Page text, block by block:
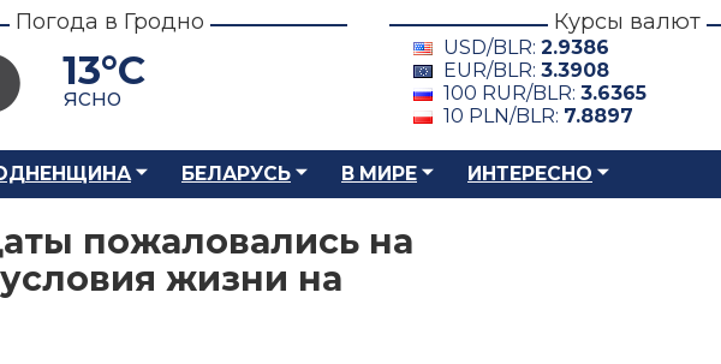
Погода в Гродно
13°C
ясно
Курсы валют
USD/BLR: 2.9386
EUR/BLR: 3.3908
100 RUR/BLR: 3.6365
10 PLN/BLR: 7.8897
БЕЛАРУСЬ В МИРЕ ИНТЕРЕСНО
пожаловались на
жизни на